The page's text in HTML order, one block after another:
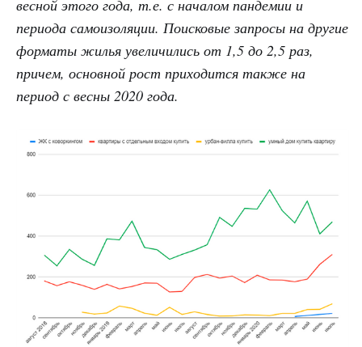
весной этого года, т.е. с началом пандемии и
периода самоизоляции. Поисковые запросы на другие
форматы жилья увеличились от 1,5 до 2,5 раз,
причем, основной рост приходится также на
период с весны 2020 года.